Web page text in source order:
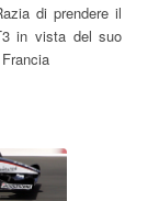
di prendere il
in vista del suo